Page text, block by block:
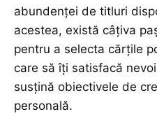
abundenței de titluri
acestea, există câțiva
pentru a selecta cărțile
care să îți satisfacă
susțină obiectivele de
personală.